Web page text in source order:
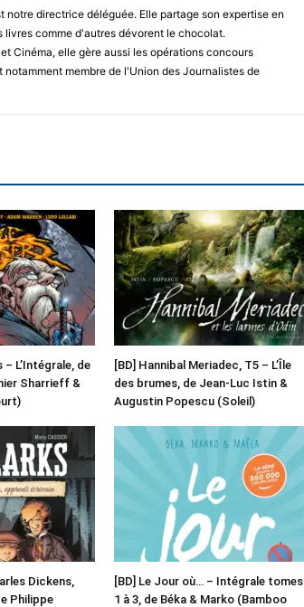
notre directrice déléguée. Elle partage son expertise en
livres comme d'autres dévorent le chocolat.
Cinéma, elle gère aussi les opérations concours
membre de l'Union des Journalistes de
– L’Intégrale, de
Sharrieff &
[BD] Hannibal Meriadec, T5 – L’Île
des brumes, de Jean-Luc Istin &
Augustin Popescu (Soleil)
Dickens,
Philippe
[BD] Le Jour où… – Intégrale tomes
1 à 3, de Béka & Marko (Bamboo